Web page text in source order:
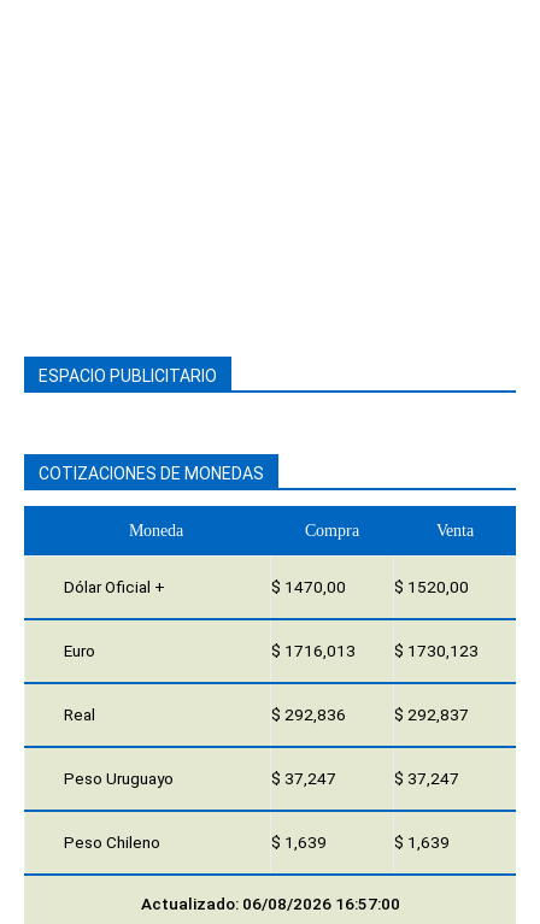
ESPACIO PUBLICITARIO
COTIZACIONES DE MONEDAS
Moneda Compra Venta
Dólar Oficial + $ 1470,00 $ 1520,00
Euro $ 1716,013 $ 1730,123
Real $ 292,836 $ 292,837
Peso Uruguayo $ 37,247 $ 37,247
Peso Chileno $ 1,639 $ 1,639
Actualizado: 06/08/2026 16:57:00